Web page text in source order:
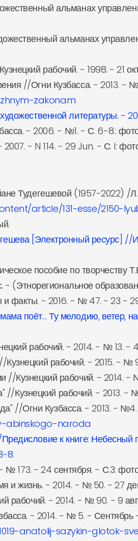
альманах
альманах
рабочий. - 1998. - 21
//Огни Кузбасса. - 2013. -
zakonam
литературы. -
- 2006. - №1. - С. 6-8.:
- N 114. - 29 Jun. - С. I:
Тудегешевой (1957-2022)
article/131-esse/
[Электронный ресурс]
пособие по
- (Этнорегиональное
факты. - 2016. - № 47. - 23 -
поёт… Ту мелодию, ветер,
рабочий. - 2014. - № 13.
рабочий. - 2015. - №
Кузнецкий рабочий. - 2014. -
//Кузнецкий рабочий. - 2013.
//Огни Кузбасса. - 2013. -
abinskogo-naroda
к книге: Небесный
8.
№ 173. - 24 сентября. - С.3:
и жизнь. - 2014. - № 50. - 27
рабочий. - 2014. - № 90. - 9
- 2014. - № 5. -
anatolij-sazykin-glotok-